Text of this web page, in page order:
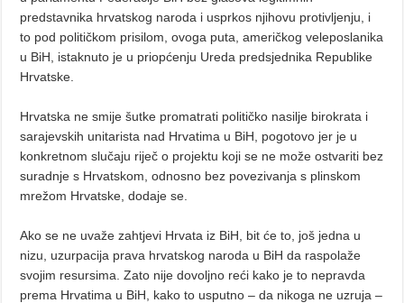
predstavnika hrvatskog naroda i usprkos njihovu protivljenju, i
to pod političkom prisilom, ovoga puta, američkog veleposlanika
u BiH, istaknuto je u priopćenju Ureda predsjednika Republike
Hrvatske.
Hrvatska ne smije šutke promatrati političko nasilje birokrata i
sarajevskih unitarista nad Hrvatima u BiH, pogotovo jer je u
konkretnom slučaju riječ o projektu koji se ne može ostvariti bez
suradnje s Hrvatskom, odnosno bez povezivanja s plinskom
mrežom Hrvatske, dodaje se.
Ako se ne uvaže zahtjevi Hrvata iz BiH, bit će to, još jedna u
nizu, uzurpacija prava hrvatskog naroda u BiH da raspolaže
svojim resursima. Zato nije dovoljno reći kako je to nepravda
prema Hrvatima u BiH, kako to usputno – da nikoga ne uzruja –